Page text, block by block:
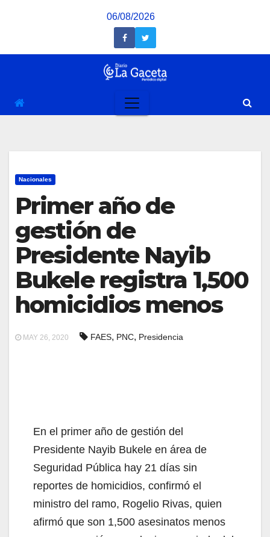
06/08/2026
Nacionales
Primer año de
gestión de
Presidente Nayib
Bukele registra 1,500
homicidios menos
MAY 26, 2020 FAES, PNC, Presidencia
En el primer año de gestión del
Presidente Nayib Bukele en área de
Seguridad Pública hay 21 días sin
reportes de homicidios, confirmó el
ministro del ramo, Rogelio Rivas, quien
afirmó que son 1,500 asesinatos menos